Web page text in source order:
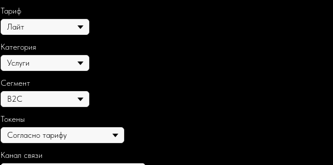
Тариф
Категория
Сегмент
Токены
Канал связи